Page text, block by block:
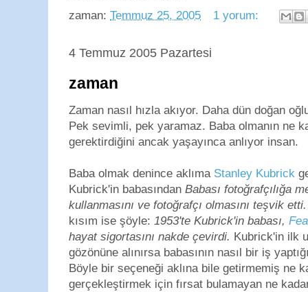
zaman: Temmuz 25, 2005 1 yorum:
4 Temmuz 2005 Pazartesi
zaman
Zaman nasıl hızla akıyor. Daha dün doğan
Pek sevimli, pek yaramaz. Baba olmanın ne
gerektirdiğini ancak yaşayınca anlıyor insan.
Baba olmak denince aklıma Stanley Kubrick
Kubrick'in babasından Babası fotoğrafçılığa
kullanmasını ve fotoğrafçı olmasını teşvik etti.
kısım ise şöyle: 1953'te Kubrick'in babası,
hayat sigortasını nakde çevirdi. Kubrick'in ilk
gözönüne alınırsa babasının nasıl bir iş
Böyle bir seçeneği aklına bile getirmemiş ne
gerçekleştirmek için fırsat bulamayan ne